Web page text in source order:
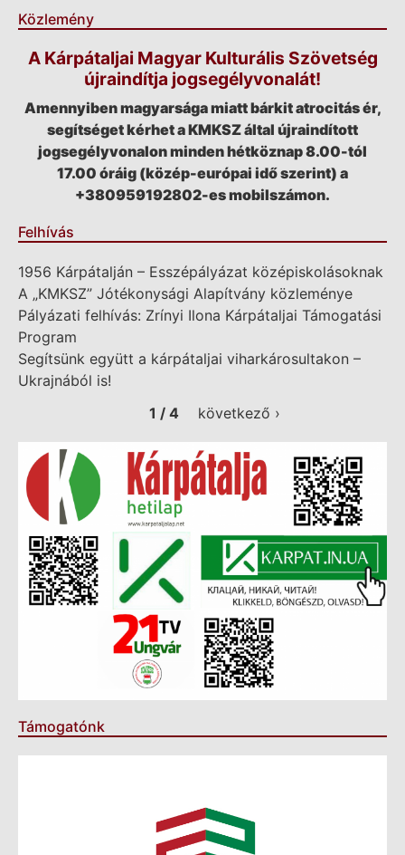
Közlemény
A Kárpátaljai Magyar Kulturális Szövetség
újraindítja jogsegélyvonalát!
Amennyiben magyarsága miatt bárkit atrocitás ér,
segítséget kérhet a KMKSZ által újraindított
jogsegélyvonalon minden hétköznap 8.00-tól
17.00 óráig (közép-európai idő szerint) a
+380959192802-es mobilszámon.
Felhívás
1956 Kárpátalján – Esszépályázat középiskolásoknak
A „KMKSZ” Jótékonysági Alapítvány közleménye
Pályázati felhívás: Zrínyi Ilona Kárpátaljai Támogatási
Program
Segítsünk együtt a kárpátaljai viharkárosultakon –
Ukrajnából is!
1 / 4
következő ›
Támogatónk